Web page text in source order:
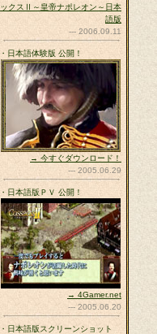
ックスⅡ～皇帝ナポレオン～日本
語版
--- 2006.09.11
・日本語体験版 公開！
→ 今すぐダウンロード！
--- 2005.06.29
・日本語版ＰＶ 公開！
→ 4Gamer.net
--- 2005.06.20
・日本語版スクリーンショット